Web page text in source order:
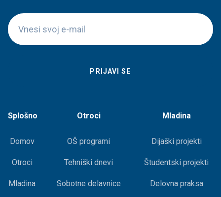
Splošno
Domov
Otroci
Mladina
Otroci
OŠ programi
Tehniški dnevi
Sobotne delavnice
Mladina
Dijaški projekti
Študentski projekti
Delovna praksa